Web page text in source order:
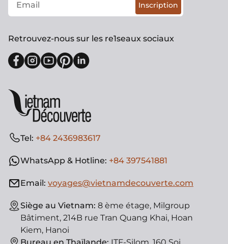
Tel: +84 2436983617
WhatsApp & Hotline: +84 397541881
Email: voyages@vietnamdecouverte.com
Siège au Vietnam: 8 ème étage, Milgroup
Bâtiment, 214B rue Tran Quang Khai, Hoan
Kiem, Hanoi
Inscription
Retrouvez-nous sur les re1seaux sociaux